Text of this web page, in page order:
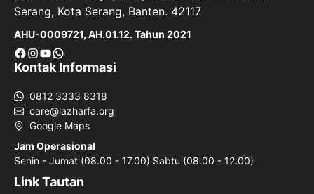
Serang, Kota Serang, Banten. 42117
AHU-0009721, AH.01.12. Tahun 2021
Facebook
Instagram
YouTube
WhatsApp
Kontak Informasi
0812 3333 8318
care@lazharfa.org
Google Maps
Jam Operasional
Senin - Jumat (08.00 - 17.00) Sabtu (08.00 - 12.00)
Link Tautan